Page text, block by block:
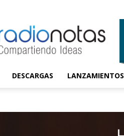
DESCARGAS LANZAMIENTOS